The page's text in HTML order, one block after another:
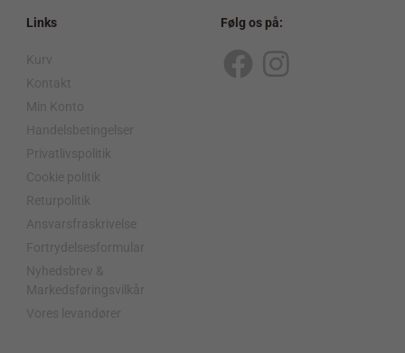
Links
Kurv
Kontakt
Min Konto
Handelsbetingelser
Privatlivspolitik
Cookie politik
Returpolitik
Ansvarsfraskrivelse
Fortrydelsesformular
Nyhedsbrev &
Markedsføringsvilkår
Vores levandører
Følg os på:
F
I